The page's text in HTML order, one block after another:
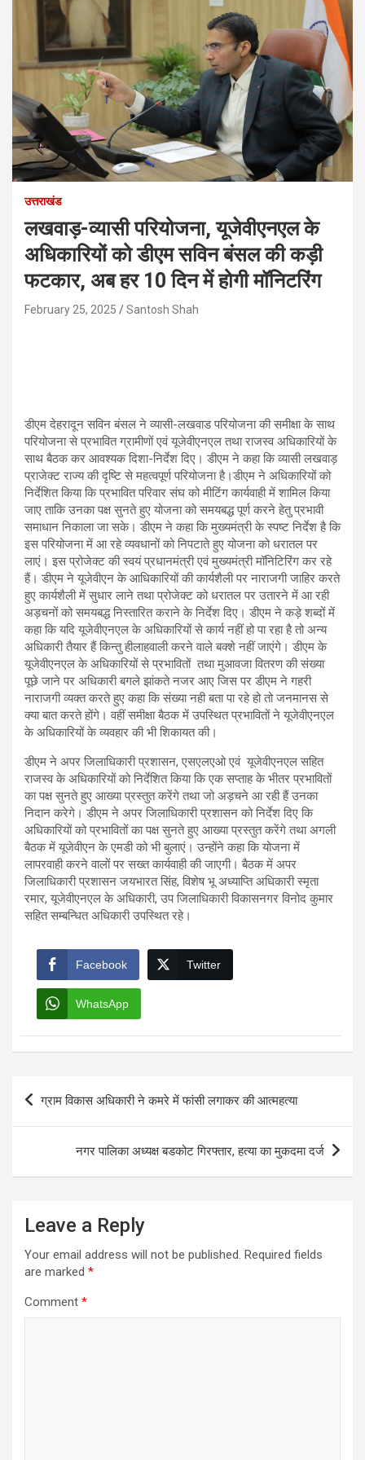
उत्तराखंड
लखवाड़-व्यासी परियोजना, यूजेवीएनएल के
अधिकारियों को डीएम सविन बंसल की कड़ी
फटकार, अब हर 10 दिन में होगी मॉनिटरिंग
February 25, 2025 Santosh Shah
डीएम देहरादून सविन बंसल ने व्यासी-लखवाड परियोजना की समीक्षा के साथ
परियोजना से प्रभावित ग्रामीणों एवं यूजेवीएनएल तथा राजस्व अधिकारियों के
साथ बैठक कर आवश्यक दिशा-निर्देश दिए। डीएम ने कहा कि व्यासी लखवाड़
प्राजेक्ट राज्य की दृष्टि से महत्वपूर्ण परियोजना है।डीएम ने अधिकारियों को
निर्देशित किया कि प्रभावित परिवार संघ को मीटिंग कार्यवाही में शामिल किया
जाए ताकि उनका पक्ष सुनते हुए योजना को समयबद्ध पूर्ण करने हेतु प्रभावी
समाधान निकाला जा सके। डीएम ने कहा कि मुख्यमंत्री के स्पष्ट निर्देश है कि
इस परियोजना में आ रहे व्यवधानों को निपटाते हुए योजना को धरातल पर
लाएं। इस प्रोजेक्ट की स्वयं प्रधानमंत्री एवं मुख्यमंत्री मॉनिटिरिंग कर रहे
हैं। डीएम ने यूजेवीएन के आधिकारियों की कार्यशैली पर नाराजगी जाहिर करते
हुए कार्यशैली में सुधार लाने तथा प्रोजेक्ट को धरातल पर उतारने में आ रही
अड़चनों को समयबद्ध निस्तारित कराने के निर्देश दिए। डीएम ने कड़े शब्दों में
कहा कि यदि यूजेवीएनएल के अधिकारियों से कार्य नहीं हो पा रहा है तो अन्य
अधिकारी तैयार हैं किन्तु हीलाहवाली करने वाले बक्शे नहीं जाएंगे। डीएम के
यूजेवीएनएल के अधिकारियों से प्रभावितों तथा मुआवजा वितरण की संख्या
पूछे जाने पर अधिकारी बगले झांकते नजर आए जिस पर डीएम ने गहरी
नाराजगी व्यक्त करते हुए कहा कि संख्या नही बता पा रहे हो तो जनमानस से
क्या बात करते होंगे। वहीं समीक्षा बैठक में उपस्थित प्रभावितों ने यूजेवीएनएल
के अधिकारियों के व्यवहार की भी शिकायत की।
डीएम ने अपर जिलाधिकारी प्रशासन, एसएलएओ एवं यूजेवीएनएल सहित
राजस्व के अधिकारियों को निर्देशित किया कि एक सप्ताह के भीतर प्रभावितों
का पक्ष सुनते हुए आख्या प्रस्तुत करेंगे तथा जो अड़चने आ रही हैं उनका
निदान करेगे। डीएम ने अपर जिलाधिकारी प्रशासन को निर्देश दिए कि
अधिकारियों को प्रभावितों का पक्ष सुनते हुए आख्या प्रस्तुत करेंगे तथा अगली
बैठक में यूजेवीएन के एमडी को भी बुलाएं। उन्होंने कहा कि योजना में
लापरवाही करने वालों पर सख्त कार्यवाही की जाएगी। बैठक में अपर
जिलाधिकारी प्रशासन जयभारत सिंह, विशेष भू अध्याप्ति अधिकारी स्मृता
रमार, यूजेवीएनएल के अधिकारी, उप जिलाधिकारी विकासनगर विनोद कुमार
सहित सम्बन्धित अधिकारी उपस्थित रहे।
Facebook Twitter
WhatsApp
Post
navigation
ग्राम विकास अधिकारी ने कमरे में फांसी लगाकर की आत्महत्या
नगर पालिका अध्यक्ष बडकोट गिरफ्तार, हत्या का मुकदमा दर्ज
Leave a Reply
Your email address will not be published. Required fields
are marked *
Comment *